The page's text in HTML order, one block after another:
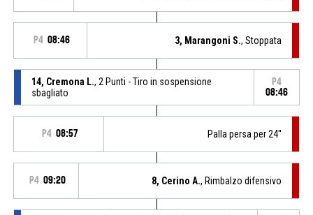
P4 08:46 3, Marangoni S., Stoppata
14, Cremona L., 2 Punti - Tiro in sospensione
sbagliato
P4
08:46
P4 08:57 Palla persa per 24''
P4 09:20 8, Cerino A., Rimbalzo difensivo